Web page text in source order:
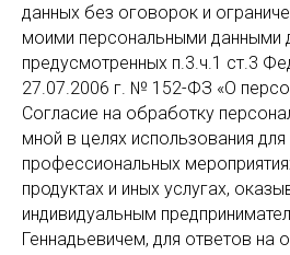
данных без оговорок и
моими персональными данными
предусмотренных п.3.ч.1 ст.3
27.07.2006 г. № 152-ФЗ «О
Согласие на обработку
мной в целях использования
профессиональных
продуктах и иных услугах,
индивидуальным
Геннадьевичем, для ответов на